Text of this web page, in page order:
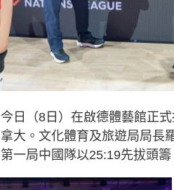
日（8日）在啟德體藝館正
大。文化體育及旅遊局局長
一局中國隊以25:19先拔頭籌